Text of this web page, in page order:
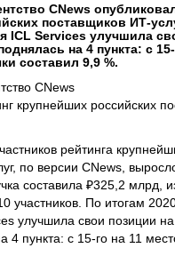
CNews
поставщиков ИТ-
ICL Services улучшила
на 4 пункта: с
составил 9,9 %.
CNews
крупнейших российских
рейтинга
по версии CNews,
составила ₽325,2 млрд,
участников. По итогам
улучшила свои позиции
4 пункта: с 15-го на 11